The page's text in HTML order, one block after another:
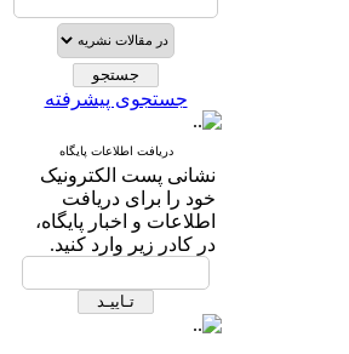
جستجوی پیشرفته
دریافت اطلاعات پایگاه
نشانی پست الکترونیک
خود را برای دریافت
اطلاعات و اخبار پایگاه،
در کادر زیر وارد کنید.